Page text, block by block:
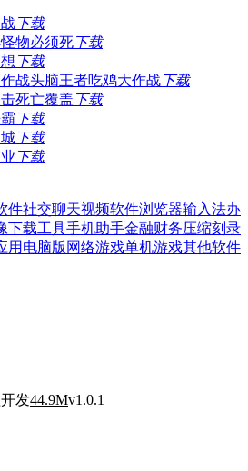
下载
物必须死下载
下载
头脑王者吃鸡大作战下载
死亡覆盖 下载
下载
下载
下载
件社交聊天视频软件浏览器输入法办
下载工具手机助手金融财务压缩刻录
用 电脑版 网络游戏单机游戏其他软件
发44.9Mv1.0.1